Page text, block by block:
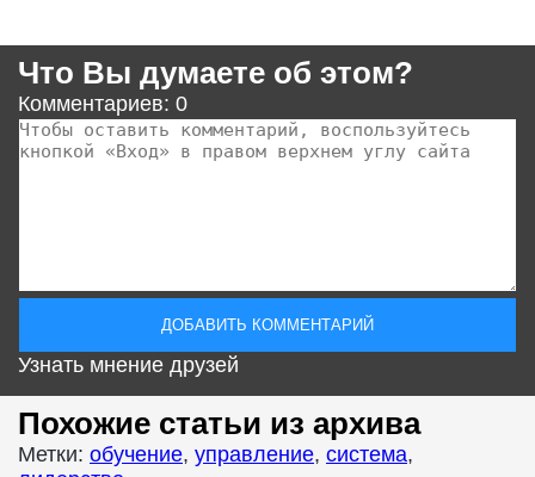
Что Вы думаете об этом?
Комментариев: 0
Узнать мнение друзей
Похожие статьи из архива
Метки: обучение, управление, система,